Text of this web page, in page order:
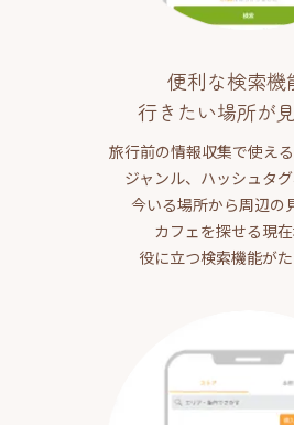
便利な検索機
行きたい場所が
旅行前の情報収集で使える
ジャンル、ハッシュタグ
今いる場所から周辺の
カフェを探せる現
役に立つ検索機能がた